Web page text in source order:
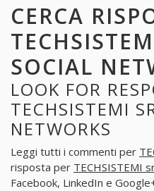
CERCA
SOCIAL
LOOK FOR
TECHSISTEMI
NETWORKS
Leggi tutti i commenti per
risposta per TECHSISTEMI
Facebook, LinkedIn e